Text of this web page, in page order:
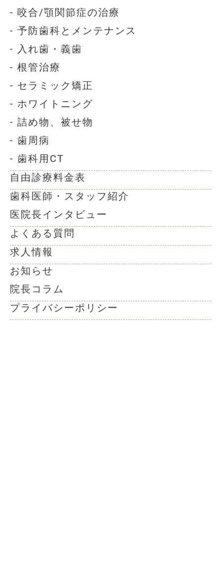
- 咬合/顎関節症の治療
- 予防歯科とメンテナンス
- 入れ歯・義歯
- 根管治療
- セラミック矯正
- ホワイトニング
- 詰め物、被せ物
- 歯周病
- 歯科用CT
自由診療料金表
歯科医師・スタッフ紹介
医院長インタビュー
よくある質問
求人情報
お知らせ
院長コラム
プライバシーポリシー